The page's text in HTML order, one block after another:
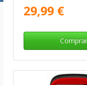
29,99 €
Comprar